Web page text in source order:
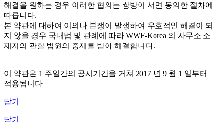
해결을 원하는 경우 이러한 협의는 쌍방이 서면 동의한 절차에
따릅니다.
본 약관에 대하여 이의나 분쟁이 발생하여 우호적인 해결이 되
지 않을 경우 국내법 및 관례에 따라 WWF-Korea 의 사무소 소
재지의 관할 법원의 중재를 받아 해결합니다.
이 약관은 1 주일간의 공시기간을 거쳐 2017 년 9 월 1 일부터
적용됩니다
닫기
닫기